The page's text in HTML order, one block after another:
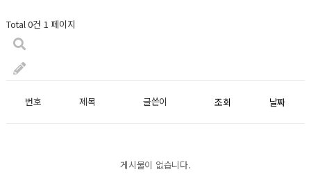
Total 0건 1 페이지
번호 제목 글쓴이 조회 날짜
게시물이 없습니다.